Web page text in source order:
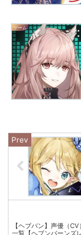
ゲーム
【ヘブバン】声優（
一覧【ヘブンバーンズ